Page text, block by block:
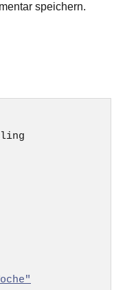
speichern.